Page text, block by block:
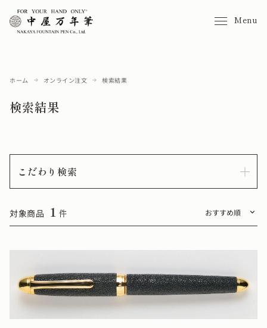
Menu
ホーム オンライン注文 検索結果
検索結果
こだわり検索
対象商品 1 件